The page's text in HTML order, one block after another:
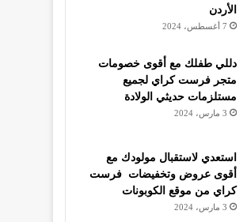
الأردن
7 أغسطس، 2024
دللي طفلك مع أقوى خصومات
متجر فرست كراي لجميع
مستلزمات حديثي الولادة
3 مارس، 2024
استعدي لاستقبال مولودك مع
أقوى عروض وتخفيضات فرست
كراي من موقع الكوبونات
3 مارس، 2024